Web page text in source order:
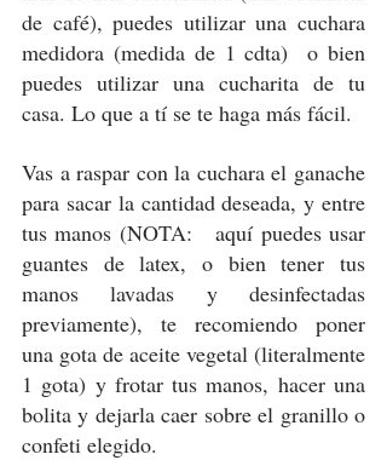
de café), puedes utilizar una cuchara
medidora (medida de 1 cdta)  o bien
puedes utilizar una cucharita de tu
casa. Lo que a tí se te haga más fácil.
Vas a raspar con la cuchara el ganache
para sacar la cantidad deseada, y entre
tus manos (NOTA:   aquí puedes usar
guantes de latex, o bien tener tus
manos lavadas y desinfectadas
previamente), te recomiendo poner
una gota de aceite vegetal (literalmente
1 gota) y frotar tus manos, hacer una
bolita y dejarla caer sobre el granillo o
confeti elegido.